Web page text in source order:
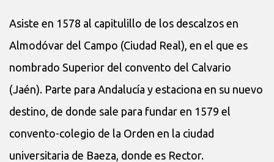
Asiste en 1578 al capitulillo de los descalzos en
Almodóvar del Campo (Ciudad Real), en el que es
nombrado Superior del convento del Calvario
(Jaén). Parte para Andalucía y estaciona en su nuevo
destino, de donde sale para fundar en 1579 el
convento-colegio de la Orden en la ciudad
universitaria de Baeza, donde es Rector.